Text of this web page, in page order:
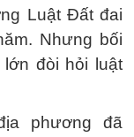
Luật Đất đai
Nhưng bối
đòi hỏi luật
phương đã